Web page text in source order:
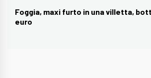
Next
post:
Foggia, maxi furto in una villetta,
euro